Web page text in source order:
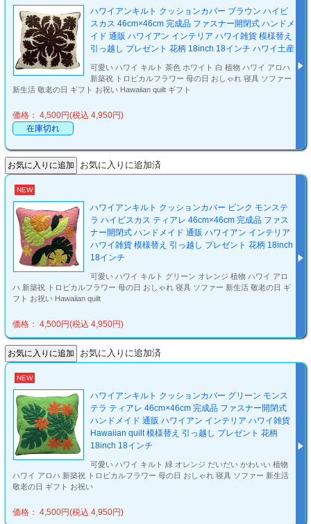
ハワイアンキルト クッションカバー ブラウン ハイビ
スカス 46cm×46cm 完成品 ファスナー開閉式 ハンドメ
イド 通販 ハワイアン インテリア ハワイ雑貨 模様替え
引っ越し プレゼント 花柄 18inch 18インチ ハワイ土産
可愛い ハワイ キルト 茶色 ホワイト 白 植物 ハワイ アロハ
新築祝 トロピカルフラワー 母の日 おしゃれ 寝具 ソファー
新生活 敬老の日 ギフト お祝い Hawaiian quilt ギフト
価格： 4,500円(税込 4,950円)
在庫切れ
お気に入りに追加済
NEW
ハワイアンキルト クッションカバー ピンク モンステ
ラ ハイビスカス ティアレ 46cm×46cm 完成品 ファス
ナー開閉式 ハンドメイド 通販 ハワイアン インテリア
ハワイ雑貨 模様替え 引っ越し プレゼント 花柄 18inch
18インチ
可愛い ハワイ キルト グリーン オレンジ 植物 ハワイ アロ
ハ 新築祝 トロピカルフラワー 母の日 おしゃれ 寝具 ソファー 新生活 敬老の日 ギ
フト お祝い Hawaiian quilt
価格： 4,500円(税込 4,950円)
お気に入りに追加済
NEW
ハワイアンキルト クッションカバー グリーン モンス
テラ ティアレ 46cm×46cm 完成品 ファスナー開閉式
ハンドメイド 通販 ハワイアン インテリア ハワイ雑貨
Hawaiian quilt 模様替え 引っ越し プレゼント 花柄
18inch 18インチ
可愛い ハワイ キルト 緑 オレンジ だいだい かわいい 植物
ハワイ アロハ 新築祝 トロピカルフラワー 母の日 おしゃれ 寝具 ソファー 新生活
敬老の日 ギフト お祝い
価格： 4,500円(税込 4,950円)